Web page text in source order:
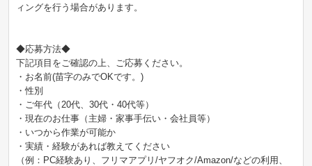
ィングを行う場合があります。
◆応募方法◆
下記項目をご確認の上、ご応募ください。
・お名前(苗字のみでOKです。)
・性別
・ご年代（20代、30代・40代等）
・現在のお仕事（主婦・家事手伝い・会社員等）
・いつから作業が可能か
・実績・経験があれば教えてください
（例：PC経験あり、フリマアプリ/ヤフオク/Amazon/などの利用、